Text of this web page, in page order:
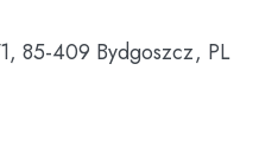
85-409 Bydgoszcz, PL